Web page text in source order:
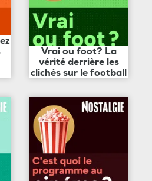
Vrai ou foot? La
vérité derrière les
clichés sur le football